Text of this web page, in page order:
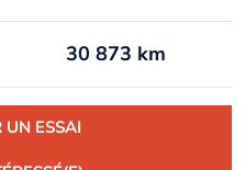
30 873 km
UN ESSAI